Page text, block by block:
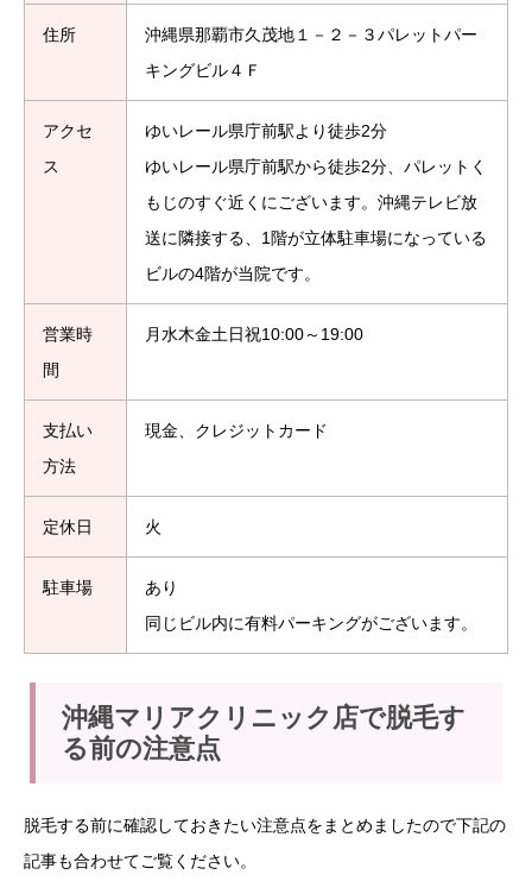
住所
沖縄県那覇市久茂地１－２－３パレットパー
キングビル４Ｆ
アクセ
ス
ゆいレール県庁前駅より徒歩2分
ゆいレール県庁前駅から徒歩2分、パレットく
もじのすぐ近くにございます。沖縄テレビ放
送に隣接する、1階が立体駐車場になっている
ビルの4階が当院です。
営業時
間
月水木金土日祝10:00～19:00
支払い
方法
現金、クレジットカード
定休日 火
駐車場
あり
同じビル内に有料パーキングがございます。
沖縄マリアクリニック店で脱毛す
る前の注意点
脱毛する前に確認しておきたい注意点をまとめましたので下記の
記事も合わせてご覧ください。